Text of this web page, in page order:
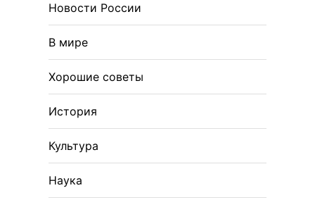
Новости России
В мире
Хорошие советы
История
Культура
Наука